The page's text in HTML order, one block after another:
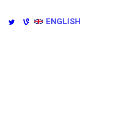
ENGLISH